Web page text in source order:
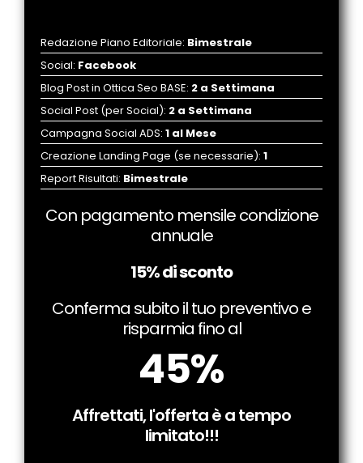
Redazione Piano Editoriale: Bimestrale
Social: Facebook
Blog Post in Ottica Seo BASE: 2 a Settimana
Social Post (per Social): 2 a Settimana
Campagna Social ADS: 1 al Mese
Creazione Landing Page (se necessarie): 1
Report Risultati: Bimestrale
Con pagamento mensile condizione
annuale
15% di sconto
Conferma subito il tuo preventivo e
risparmia fino al
45%
Affrettati, l'offerta è a tempo
limitato!!!